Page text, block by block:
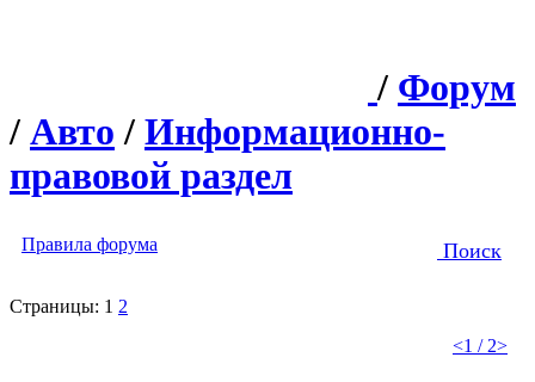
/ Форум
/ Авто / Информационно-
правовой раздел
Правила форума Поиск
Страницы: 1 2
<1 / 2>